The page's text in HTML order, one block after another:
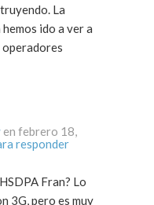
La
ido a ver a
en febrero 18,
responder
Fran? Lo
3G, pero es muy